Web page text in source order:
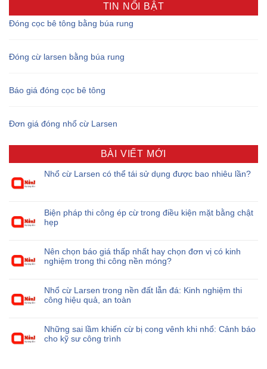
TIN NỔI BẬT
Đóng cọc bê tông bằng búa rung
Đóng cừ larsen bằng búa rung
Báo giá đóng cọc bê tông
Đơn giá đóng nhổ cừ Larsen
BÀI VIẾT MỚI
Nhổ cừ Larsen có thể tái sử dụng được bao nhiêu lần?
Biện pháp thi công ép cừ trong điều kiện mặt bằng chật
hẹp
Nên chọn báo giá thấp nhất hay chọn đơn vị có kinh
nghiệm trong thi công nền móng?
Nhổ cừ Larsen trong nền đất lẫn đá: Kinh nghiệm thi
công hiệu quả, an toàn
Những sai lầm khiến cừ bị cong vênh khi nhổ: Cảnh báo
cho kỹ sư công trình